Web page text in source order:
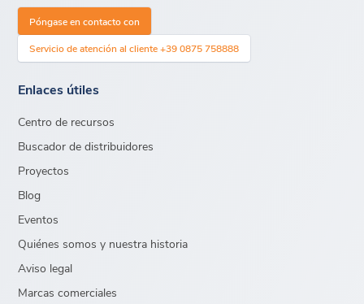
Póngase en contacto con
Servicio de atención al cliente +39 0875 758888
Enlaces útiles
Centro de recursos
Buscador de distribuidores
Proyectos
Blog
Eventos
Quiénes somos y nuestra historia
Aviso legal
Marcas comerciales